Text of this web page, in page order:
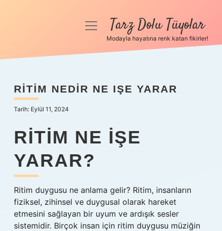
Anasayfa
Yasal Uyarı
menüyüTarz Dolu Tüyolar
Modayla hayatına renk katan fikirler!
RITIM NEDIR NE IŞE YARAR
Tarih: Eylül 11, 2024
RITIM NE IŞE
YARAR?
Ritim duygusu ne anlama gelir? Ritim, insanların
fiziksel, zihinsel ve duygusal olarak hareket
etmesini sağlayan bir uyum ve ardışık sesler
sistemidir. Birçok insan için ritim duygusu müziğin